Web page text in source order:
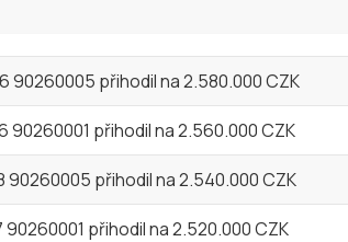
90260005 přihodil na 2.580.000 CZK
90260001 přihodil na 2.560.000 CZK
90260005 přihodil na 2.540.000 CZK
přihodil na 2.520.000 CZK